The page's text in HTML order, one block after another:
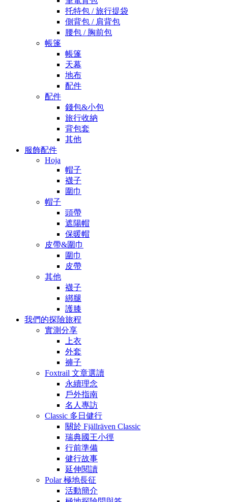
托特包 / 旅行提袋
側背包 / 肩背包
腰包 / 胸前包
帳篷
帳篷
天幕
地布
配件
配件
錢包&小包
旅行收納
背包套
其他
服飾配件
Hoja
帽子
襪子
圍巾
帽子
頭帶
遮陽帽
保暖帽
皮帶&圍巾
圍巾
皮帶
其他
襪子
綁腿
護膝
我們的探險旅程
實測分享
上衣
外套
褲子
Foxtrail 文章選讀
永續理念
戶外指南
名人專訪
Classic 多日健行
關於 Fjällräven Classic
瑞典國王小徑
行前準備
健行故事
延伸閱讀
Polar 極地長征
活動簡介